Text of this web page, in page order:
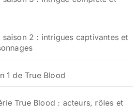
saison 2 : intrigues captivantes et
1 de True Blood
True Blood : acteurs, rôles et